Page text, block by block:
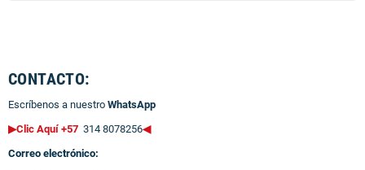
CONTACTO:
Escríbenos a nuestro WhatsApp
▶Clic Aquí +57 314 8078256◀
Correo electrónico: